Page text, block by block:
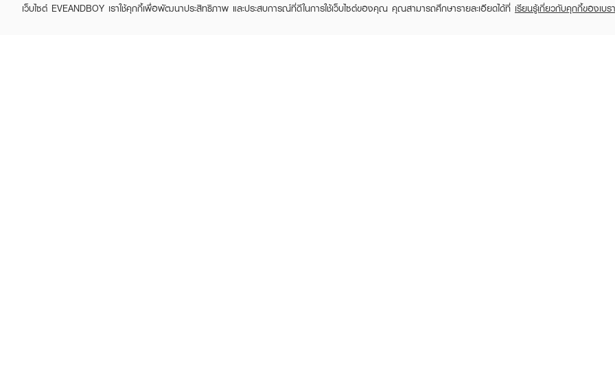
เว็บไซต์ EVEANDBOY เราใช้คุกกี้เพื่อพัฒนาประสิทธิภาพ และประสบการณ์ที่ดีในการใช้เว็บไซต์ของคุณ คุณสามารถศึกษารายละเอียดได้ที่ เรียนรู้เกี่ยวกับคุกกี้ของเบร